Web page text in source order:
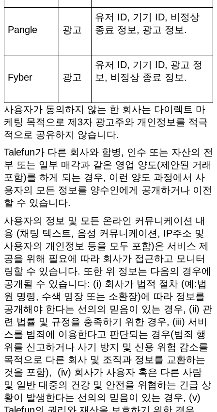
Pangle 광고
유저 ID, 기기 ID, 비정상
종료 정보, 광고 정보.
Fyber 광고
유저 ID, 기기 ID, 광고 정
보, 비정상 종료 정보.
사용자가 동의하지 않는 한 회사는 다이렉트 마
케팅 목적으로 제3자 광고주와 개인정보를 적극
적으로 공유하지 않습니다.
Talefun가 다른 회사와 합병, 인수 또는 자산의 전
부 또는 일부 매각과 같은 영업 양도(제안된 거래
포함)를 하게 되는 경우, 이런 양도 과정에서 사
용자의 모든 정보를 양수인에게 공개하거나 이전
할 수 있습니다.
사용자의 정보 및 모든 온라인 커뮤니케이션 내
용 (채팅 텍스트, 음성 커뮤니케이션, IP주소 및
사용자의 개인정보 등을 모두 포함)은 서비스 제
공을 위해 필요에 따라 회사가 접근하고 모니터
링할 수 있습니다. 또한 위 정보는 다음의 경우에
공개될 수 있습니다: (i) 회사가 법적 절차 (예:법
원 명령, 수색 영장 또는 소환장)에 따라 정보를
공개해야 한다는 선의의 믿음이 있는 경우, (ii) 관
련 법률 및 규정을 충족하기 위한 경우, (iii) 서비
스를 범죄에 이용한다고 판단되는 경우(범죄 행
위를 신고하거나 사기 방지 및 신용 위험 감소를
목적으로 다른 회사 및 조직과 정보를 교환하는
것을 포함), (iv) 회사가 사용자 혹은 다른 사람
및 일반 대중의 건강 및 안전을 위협하는 긴급 상
황이 발생한다는 선의의 믿음이 있는 경우, (v)